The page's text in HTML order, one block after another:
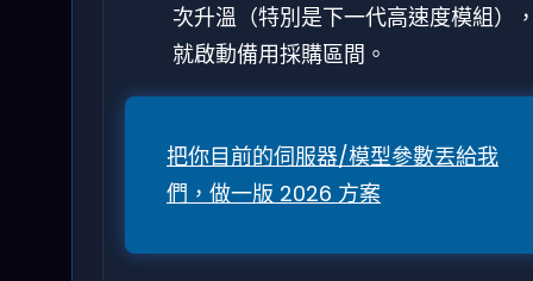
次升溫（特別是下一代高速度模組）
就啟動備用採購區間。
把你目前的伺服器/模型參數丟給我
們，做一版 2026 方案